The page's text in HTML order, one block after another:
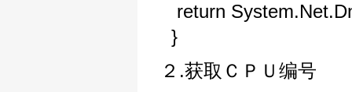
return
}
２.获取ＣＰＵ编号